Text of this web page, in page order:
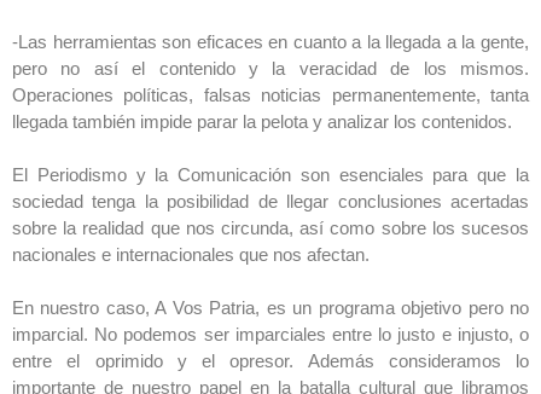
-Las herramientas son eficaces en cuanto a la llegada a la gente,
pero no así el contenido y la veracidad de los mismos.
Operaciones políticas, falsas noticias permanentemente, tanta
llegada también impide parar la pelota y analizar los contenidos.
El Periodismo y la Comunicación son esenciales para que la
sociedad tenga la posibilidad de llegar conclusiones acertadas
sobre la realidad que nos circunda, así como sobre los sucesos
nacionales e internacionales que nos afectan.
En nuestro caso, A Vos Patria, es un programa objetivo pero no
imparcial. No podemos ser imparciales entre lo justo e injusto, o
entre el oprimido y el opresor. Además consideramos lo
importante de nuestro papel en la batalla cultural que libramos